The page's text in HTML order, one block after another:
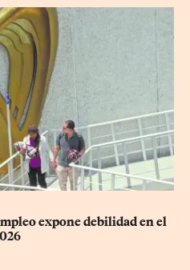
expone debilidad en el